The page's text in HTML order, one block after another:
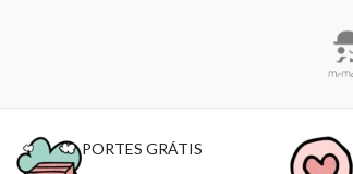
PORTES GRÁTIS